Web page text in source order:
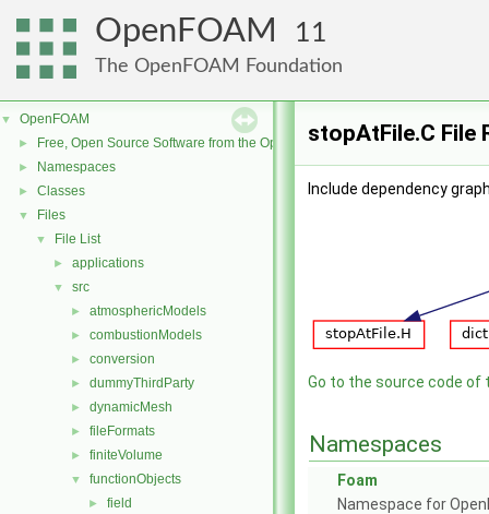
OpenFOAM 11
The OpenFOAM Foundation
▼ OpenFOAM
► Free, Open Source Software from the OpenFOAM Foundation
► Namespaces
► Classes
▼ Files
▼ File List
► applications
▼ src
► atmosphericModels
► combustionModels
► conversion
► dummyThirdParty
► dynamicMesh
► fileFormats
► finiteVolume
▼ functionObjects
► field
stopAtFile.C File
Include dependency
Go to the source code of
Namespaces
Foam
Namespace for